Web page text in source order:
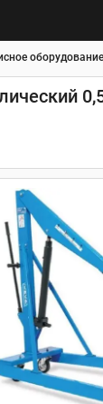
оборудование